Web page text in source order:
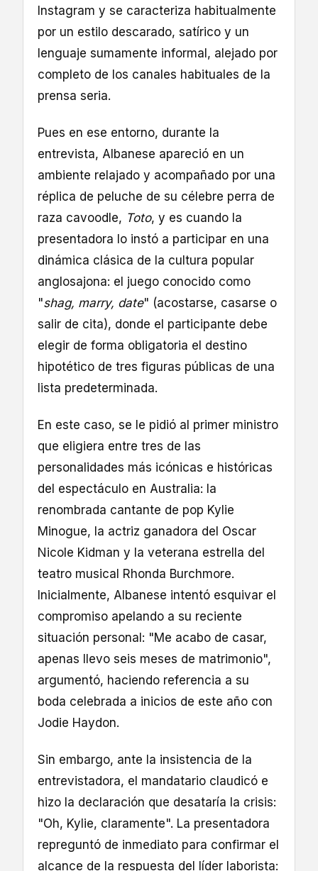
Instagram y se caracteriza habitualmente
por un estilo descarado, satírico y un
lenguaje sumamente informal, alejado por
completo de los canales habituales de la
prensa seria.
Pues en ese entorno, durante la
entrevista, Albanese apareció en un
ambiente relajado y acompañado por una
réplica de peluche de su célebre perra de
raza cavoodle, Toto, y es cuando la
presentadora lo instó a participar en una
dinámica clásica de la cultura popular
anglosajona: el juego conocido como
"shag, marry, date" (acostarse, casarse o
salir de cita), donde el participante debe
elegir de forma obligatoria el destino
hipotético de tres figuras públicas de una
lista predeterminada.
En este caso, se le pidió al primer ministro
que eligiera entre tres de las
personalidades más icónicas e históricas
del espectáculo en Australia: la
renombrada cantante de pop Kylie
Minogue, la actriz ganadora del Oscar
Nicole Kidman y la veterana estrella del
teatro musical Rhonda Burchmore.
Inicialmente, Albanese intentó esquivar el
compromiso apelando a su reciente
situación personal: "Me acabo de casar,
apenas llevo seis meses de matrimonio",
argumentó, haciendo referencia a su
boda celebrada a inicios de este año con
Jodie Haydon.
Sin embargo, ante la insistencia de la
entrevistadora, el mandatario claudicó e
hizo la declaración que desataría la crisis:
"Oh, Kylie, claramente". La presentadora
repreguntó de inmediato para confirmar el
alcance de la respuesta del líder laborista: